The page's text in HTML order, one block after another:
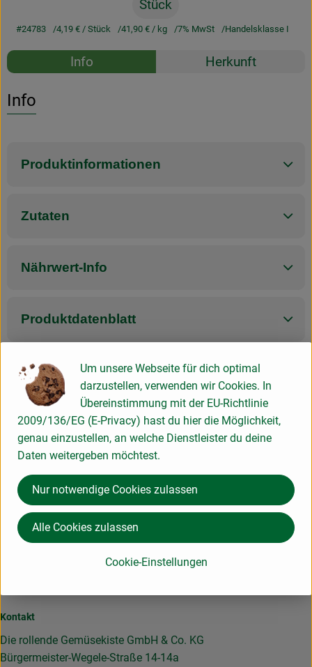
Stück
#24783 4,19 € / Stück 41,90 € / kg 7% MwSt Handelsklasse I
Rezepte
Info Herkunft
Info
Produktinformationen
Zutaten
Nährwert-Info
Produktdatenblatt
Herkunft
Hersteller: PVR
Italien
PrimaVera
Hier für unseren Newsletter anmelden und keine Infos
Kontakt
Die rollende Gemüsekiste GmbH & Co. KG
Bürgermeister-Wegele-Straße 14-14a
Um unsere Webseite für dich optimal
darzustellen, verwenden wir Cookies. In
Übereinstimmung mit der EU-Richtlinie
2009/136/EG (E-Privacy) hast du hier die Möglichkeit,
genau einzustellen, an welche Dienstleister du deine
Daten weitergeben möchtest.
Cookie-Einstellungen
Nur notwendige Cookies zulassen
Alle Cookies zulassen